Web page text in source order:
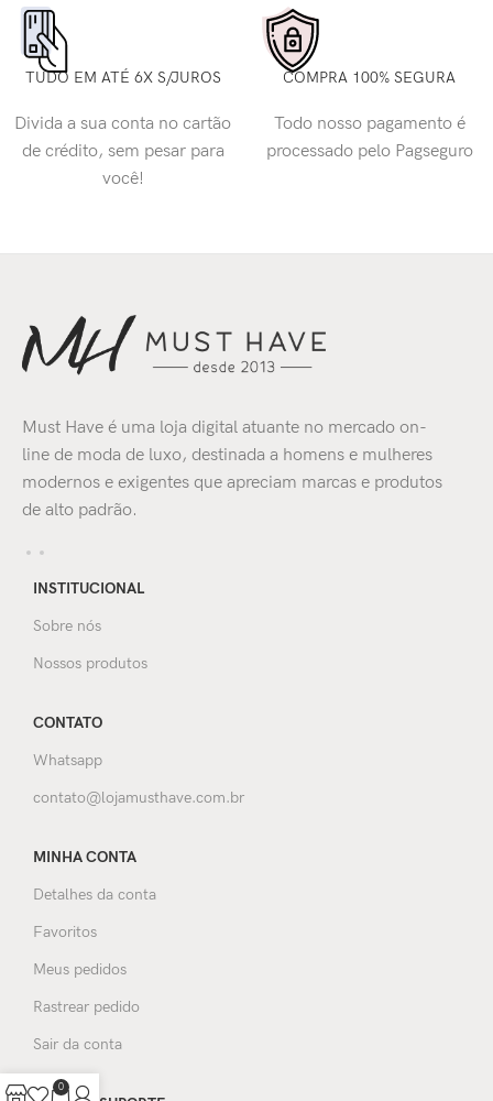
TUDO EM ATÉ 6X S/JUROS
Divida a sua conta no cartão
de crédito, sem pesar para
você!
COMPRA 100% SEGURA
Todo nosso pagamento é
processado pelo Pagseguro
Must Have é uma loja digital atuante no mercado on-
line de moda de luxo, destinada a homens e mulheres
modernos e exigentes que apreciam marcas e produtos
de alto padrão.
INSTITUCIONAL
Sobre nós
Nossos produtos
CONTATO
Whatsapp
contato@lojamusthave.com.br
MINHA CONTA
Detalhes da conta
Favoritos
Meus pedidos
Rastrear pedido
Sair da conta
0